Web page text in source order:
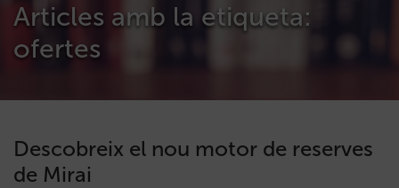
Articles amb la etiqueta:
ofertes
Descobreix el nou motor de reserves
de Mirai